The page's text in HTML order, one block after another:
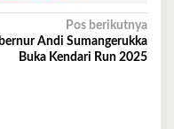
Pos berikutnya
Andi Sumangerukka
Buka Kendari Run 2025